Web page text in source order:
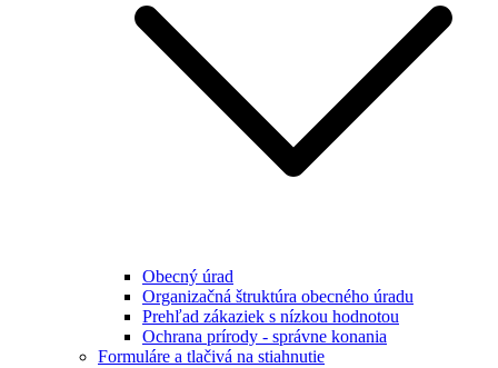
Obecný úrad
Organizačná štruktúra obecného úradu
Prehľad zákaziek s nízkou hodnotou
Ochrana prírody - správne konania
Formuláre a tlačivá na stiahnutie